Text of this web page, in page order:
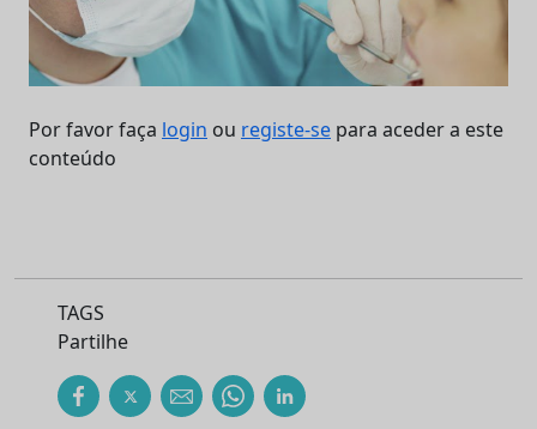
Por favor faça login ou registe-se para aceder a este
conteúdo
TAGS
Partilhe